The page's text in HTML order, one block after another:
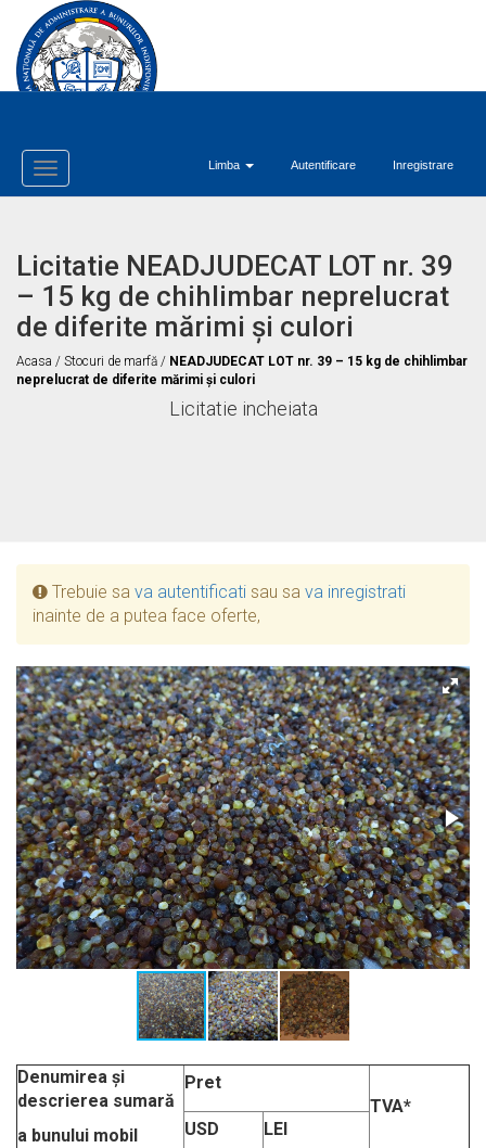
Limba Autentificare Inregistrare
Toggle
Navigation
Licitatie NEADJUDECAT LOT nr. 39
– 15 kg de chihlimbar neprelucrat
de diferite mărimi și culori
Acasa / Stocuri de marfă / NEADJUDECAT LOT nr. 39 – 15 kg de chihlimbar
neprelucrat de diferite mărimi și culori
Licitatie incheiata
Trebuie sa va autentificati sau sa va inregistrati
inainte de a putea face oferte,
Denumirea și
descrierea sumară
a bunului mobil
Pret
TVA*
USD
LEI